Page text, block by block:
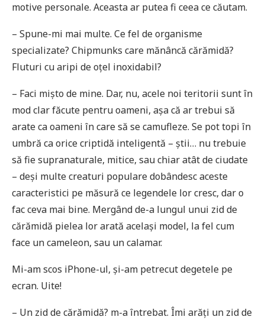
motive personale. Aceasta ar putea fi ceea ce căutam.
– Spune-mi mai multe. Ce fel de organisme
specializate? Chipmunks care mănâncă cărămidă?
Fluturi cu aripi de oțel inoxidabil?
– Faci mișto de mine. Dar, nu, acele noi teritorii sunt în
mod clar făcute pentru oameni, așa că ar trebui să
arate ca oameni în care să se camufleze. Se pot topi în
umbră ca orice criptidă inteligentă – știi… nu trebuie
să fie supranaturale, mitice, sau chiar atât de ciudate
– deși multe creaturi populare dobândesc aceste
caracteristici pe măsură ce legendele lor cresc, dar o
fac ceva mai bine. Mergând de-a lungul unui zid de
cărămidă pielea lor arată același model, la fel cum
face un cameleon, sau un calamar.
Mi-am scos iPhone-ul, și-am petrecut degetele pe
ecran. Uite!
– Un zid de cărămidă? m-a întrebat. Îmi arăţi un zid de